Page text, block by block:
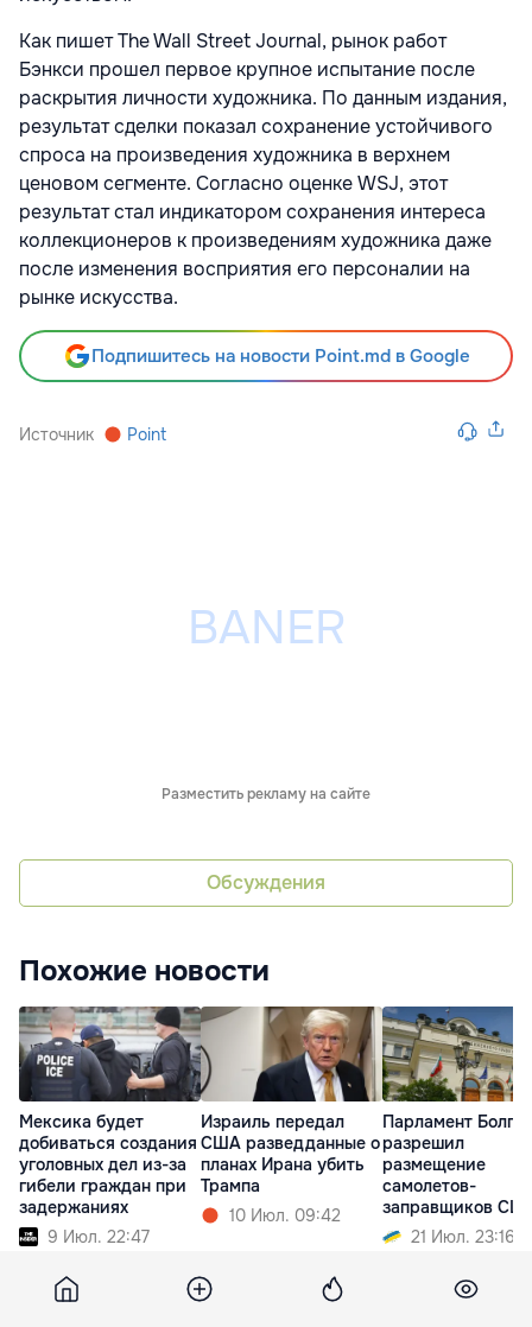
Как пишет The Wall Street Journal, рынок работ
Бэнкси прошел первое крупное испытание после
раскрытия личности художника. По данным издания,
результат сделки показал сохранение устойчивого
спроса на произведения художника в верхнем
ценовом сегменте. Согласно оценке WSJ, этот
результат стал индикатором сохранения интереса
коллекционеров к произведениям художника даже
после изменения восприятия его персоналии на
рынке искусства.
Подпишитесь на новости Point.md в Google
Источник Point
Разместить рекламу на сайте
Обсуждения
Похожие новости
Мексика будет
добиваться создания
уголовных дел из-за
гибели граждан при
задержаниях
9 Июл. 22:47
Израиль передал
США разведданные о
планах Ирана убить
Трампа
10 Июл. 09:42
Парламент
разрешил
размещение
самолетов-
заправщиков
21 Июл. 23:16